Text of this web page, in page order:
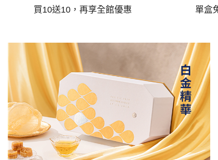
買10送10，再享全館優惠 單盒